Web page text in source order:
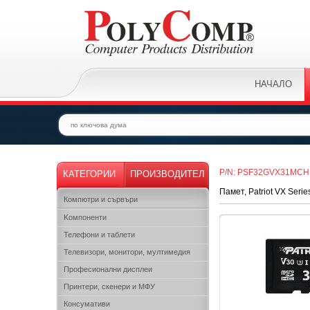
НАЧАЛО
КАТЕГОРИИ ПРОИЗВОДИТЕЛ
Компютри и сървъри
Kомпоненти
Телефони и таблети
Телевизори, монитори, мултимедия
Професионални дисплеи
Принтери, скенери и МФУ
Консумативи
P/N: PSF32GVX31MCH
Памет, Patriot VX